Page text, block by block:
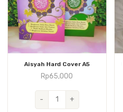
Aisyah Hard Cover A5
Rp65,000
-
Kuantitas
Aisyah
+